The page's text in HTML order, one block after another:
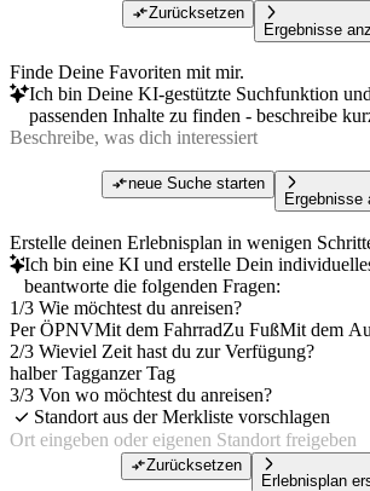
Zurücksetzen
Ergebnisse
Finde Deine Favoriten mit mir.
Ich bin Deine KI-gestützte Suchfunktion
passenden Inhalte zu finden - beschreibe
neue Suche starten
Ergebnisse
Erstelle deinen Erlebnisplan in wenigen
Ich bin eine KI und erstelle Dein
beantworte die folgenden Fragen:
1/3 Wie möchtest du anreisen?
Per ÖPNVMit dem FahrradZu FußMit dem
2/3 Wieviel Zeit hast du zur Verfügung?
halber Tagganzer Tag
3/3 Von wo möchtest du anreisen?
Standort aus der Merkliste vorschlagen
Zurücksetzen
Erlebnisplan